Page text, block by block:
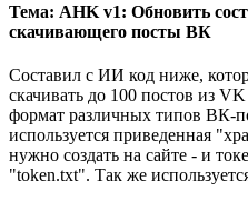
Тема: AHK v1: Обновить
скачивающего посты ВК
Составил с ИИ код ниже,
скачивать до 100 постов из
формат различных типов ВК-
используется приведенная
нужно создать на сайте - и
"token.txt". Так же